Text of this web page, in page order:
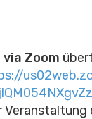
via Zoom